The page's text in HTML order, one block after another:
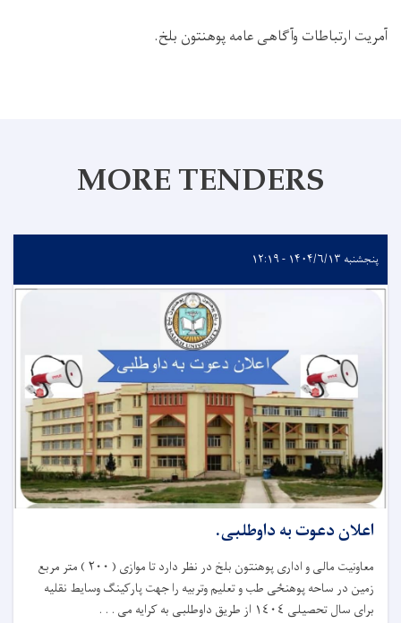
آمریت ارتباطات وآگاهی عامه پوهنتون بلخ.
MORE TENDERS
پنجشنبه ۱۴۰۴/۶/۱۳ - ۱۲:۱۹
اعلان دعوت به داوطلبی.
معاونیت مالی و اداری پوهنتون بلخ در نظر دارد تا موازی ( ٢٠٠ ) متر مربع
زمین در ساحه پوهنځی طب و تعلیم وتربیه را جهت پارکینګ وسایط نقلیه
برای‌ سال تحصیلی ١٤٠٤ از طريق داوطلبی به کرایه می . . .